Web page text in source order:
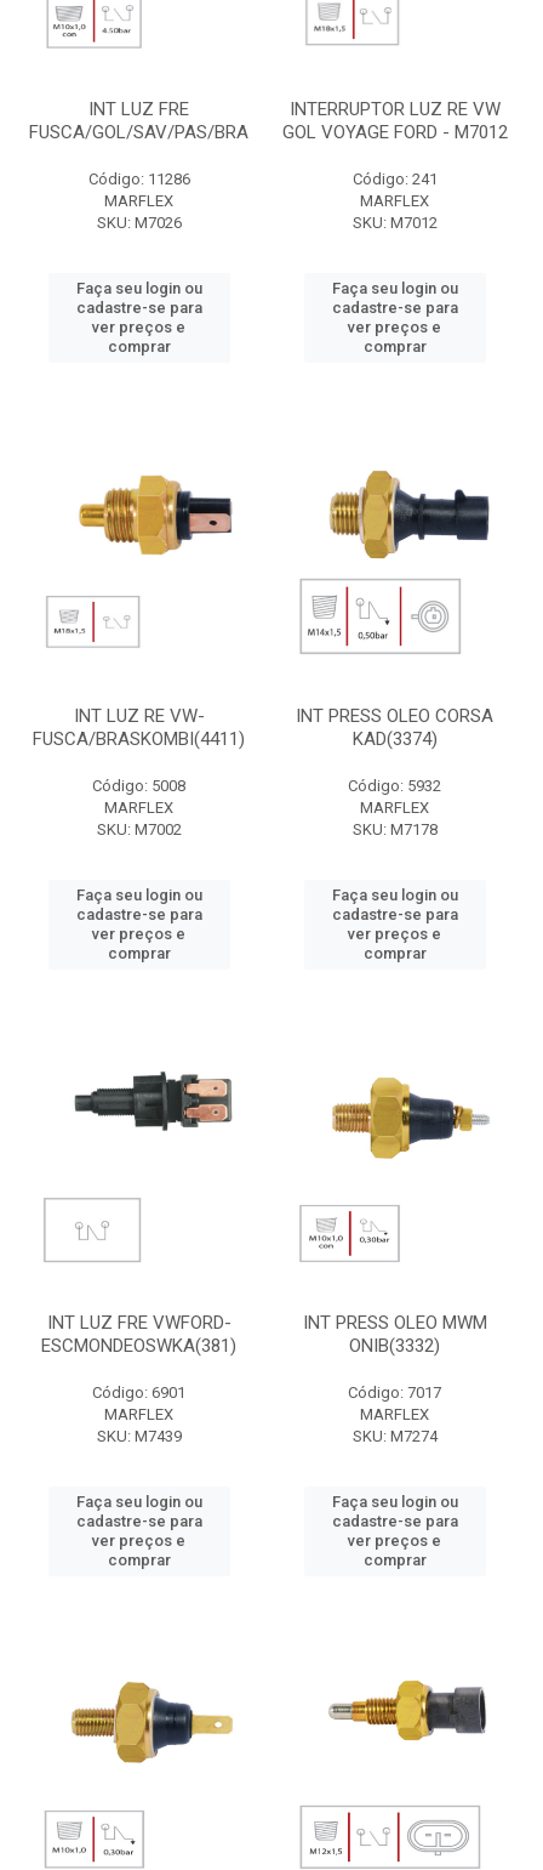
INT LUZ FRE
FUSCA/GOL/SAV/PAS/BRA
Código: 11286
MARFLEX
SKU: M7026
Faça seu login ou
cadastre-se para
ver preços e
comprar
INTERRUPTOR LUZ RE VW
GOL VOYAGE FORD - M7012
Código: 241
MARFLEX
SKU: M7012
Faça seu login ou
cadastre-se para
ver preços e
comprar
INT LUZ RE VW-
FUSCA/BRASKOMBI(4411)
Código: 5008
MARFLEX
SKU: M7002
Faça seu login ou
cadastre-se para
ver preços e
comprar
INT PRESS OLEO CORSA
KAD(3374)
Código: 5932
MARFLEX
SKU: M7178
Faça seu login ou
cadastre-se para
ver preços e
comprar
INT LUZ FRE VWFORD-
ESCMONDEOSWKA(381)
Código: 6901
MARFLEX
SKU: M7439
Faça seu login ou
cadastre-se para
ver preços e
comprar
INT PRESS OLEO MWM
ONIB(3332)
Código: 7017
MARFLEX
SKU: M7274
Faça seu login ou
cadastre-se para
ver preços e
comprar